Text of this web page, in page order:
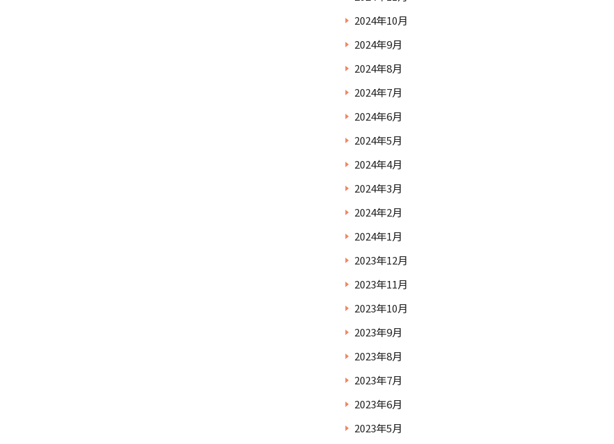
2024年10月
2024年9月
2024年8月
2024年7月
2024年6月
2024年5月
2024年4月
2024年3月
2024年2月
2024年1月
2023年12月
2023年11月
2023年10月
2023年9月
2023年8月
2023年7月
2023年6月
2023年5月